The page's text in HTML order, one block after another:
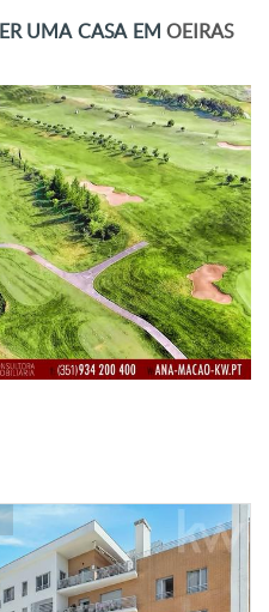
UMA CASA EMOEIRAS